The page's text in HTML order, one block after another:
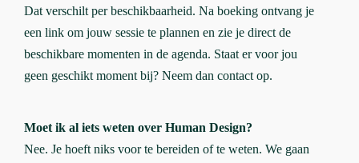
Dat verschilt per beschikbaarheid. Na boeking ontvang je
een link om jouw sessie te plannen en zie je direct de
beschikbare momenten in de agenda. Staat er voor jou
geen geschikt moment bij? Neem dan contact op.
Moet ik al iets weten over Human Design?
Nee. Je hoeft niks voor te bereiden of te weten. We gaan